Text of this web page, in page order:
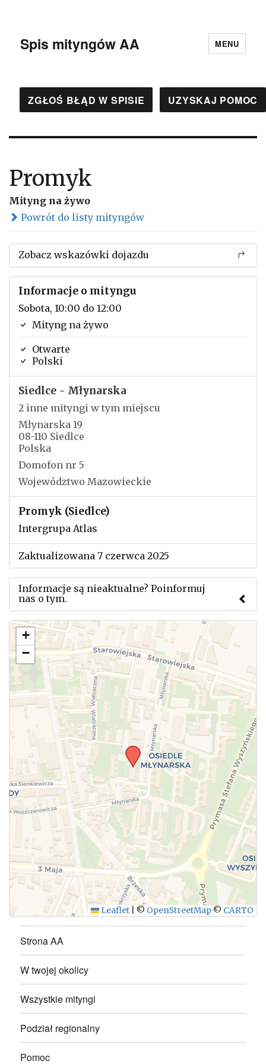
Spis mityngów AA MENU
ZGŁOŚ BŁĄD W SPISIE UZYSKAJ POMOC
Promyk
Mityng na żywo
Powrót do listy mityngów
Zobacz wskazówki dojazdu
Informacje o mityngu
Sobota, 10:00 do 12:00
Mityng na żywo
Otwarte
Polski
Siedlce - Młynarska
2 inne mityngi w tym miejscu
Młynarska 19
08-110 Siedlce
Polska
Domofon nr 5
Województwo Mazowieckie
Promyk (Siedlce)
Intergrupa Atlas
Zaktualizowana 7 czerwca 2025
Informacje są nieaktualne? Poinformuj
nas o tym.
Użyj tego formularza aby przesłać informację o
zmianach w powyższym mityngu.
WYŚLIJ
+
−
Leaflet © OpenStreetMap © CARTO
Strona AA
W twojej okolicy
Wszystkie mityngi
Podział regionalny
Pomoc